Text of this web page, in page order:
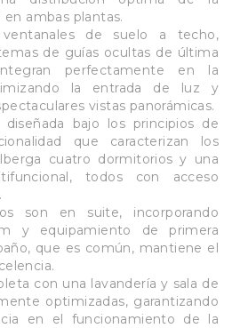
ambas plantas.
de suelo a techo,
de guías ocultas de última
perfectamente en la
la entrada de luz y
vistas panorámicas.
bajo los principios de
que caracterizan los
cuatro dormitorios y una
todos con acceso
son en suite, incorporando
y equipamiento de primera
que es común, mantiene el
con una lavandería y sala de
optimizadas, garantizando
en el funcionamiento de la